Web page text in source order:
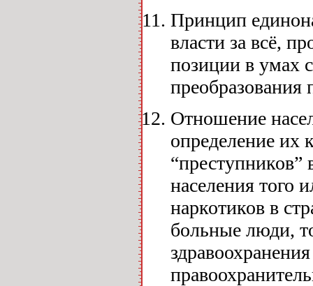
Принцип
власти за всё,
позиции в умах
преобразования
Отношение
определение
“преступников”
населения того
наркотиков в
больные люди,